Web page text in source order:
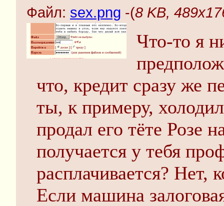
Файл: sex.png -(8 KB,
Что-то я
что, кредит сразу же
ты, к примеру,
продал его тёте Розе
получается у тебя
расплачивается? Нет,
Если машина